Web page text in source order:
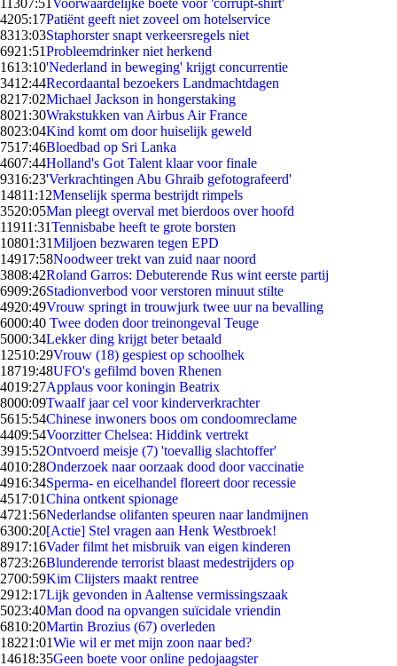
11307:51Voorwaardelijke boete voor 'corrupt-shirt'
4205:17Patiënt geeft niet zoveel om hotelservice
8313:03Staphorster snapt verkeersregels niet
6921:51Probleemdrinker niet herkend
1613:10'Nederland in beweging' krijgt concurrentie
3412:44Recordaantal bezoekers Landmachtdagen
8217:02Michael Jackson in hongerstaking
8021:30Wrakstukken van Airbus Air France
8023:04Kind komt om door huiselijk geweld
7517:46Bloedbad op Sri Lanka
4607:44Holland's Got Talent klaar voor finale
9316:23'Verkrachtingen Abu Ghraib gefotografeerd'
14811:12Menselijk sperma bestrijdt rimpels
3520:05Man pleegt overval met bierdoos over hoofd
11911:31Tennisbabe heeft te grote borsten
10801:31Miljoen bezwaren tegen EPD
14917:58Noodweer trekt van zuid naar noord
3808:42Roland Garros: Debuterende Rus wint eerste partij
6909:26Stadionverbod voor verstoren minuut stilte
4920:49Vrouw springt in trouwjurk twee uur na bevalling
6000:40 Twee doden door treinongeval Teuge
5000:34Lekker ding krijgt beter betaald
12510:29Vrouw (18) gespiest op schoolhek
18719:48UFO's gefilmd boven Rhenen
4019:27Applaus voor koningin Beatrix
8000:09Twaalf jaar cel voor kinderverkrachter
5615:54Chinese inwoners boos om condoomreclame
4409:54Voorzitter Chelsea: Hiddink vertrekt
3915:52Ontvoerd meisje (7) 'toevallig slachtoffer'
4010:28Onderzoek naar oorzaak dood door vaccinatie
4916:34Sperma- en eicelhandel floreert door recessie
4517:01China ontkent spionage
4721:56Nederlandse olifanten speuren naar landmijnen
6300:20[Actie] Stel vragen aan Henk Westbroek!
8917:16Vader filmt het misbruik van eigen kinderen
8723:26Blunderende terrorist blaast medestrijders op
2700:59Kim Clijsters maakt rentree
2912:17Lijk gevonden in Aaltense vermissingszaak
5023:40Man dood na opvangen suïcidale vriendin
6810:20Martin Brozius (67) overleden
18221:01Wie wil er met mijn zoon naar bed?
14618:35Geen boete voor online pedojaagster